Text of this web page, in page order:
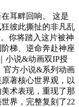
耳畔回响。 这是
彼此撕扯的非凡乱
你将踏入这片被神
梯、逆命奔赴神座
小说&动画双IP授
官方小说&系列动画
著核心世界观，以
术表现，重现了那
界，完整复刻了22